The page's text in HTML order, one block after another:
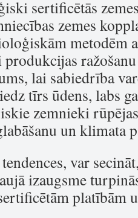
sertificētās
zemes
metodēm
lai sabiedrība
tīrs ūdens, labs
zemnieki
un klimata
var
izaugsme
platībām